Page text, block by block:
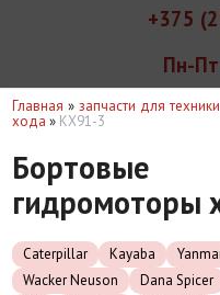
+375
Пн-
Главная » запчасти для техники
хода » KX91-3
гидромоторы
Caterpillar Kayaba
Wacker Neuson
Dana Spicer